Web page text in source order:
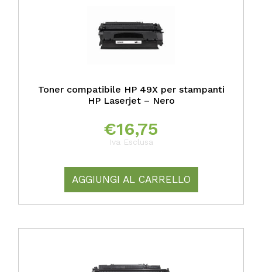
Toner compatibile HP 49X per stampanti
HP Laserjet – Nero
€16,75
Iva Esclusa
AGGIUNGI AL CARRELLO